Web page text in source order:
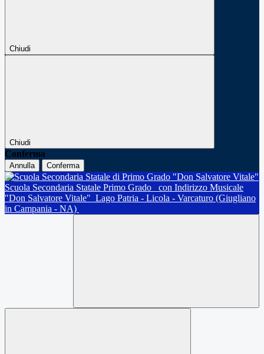
Chiudi
Chiudi
Conferma
Annulla Conferma
Scuola Secondaria Statale Primo Grado
con Indirizzo Musicale
"Don Salvatore Vitale" Lago Patria - Licola - Varcaturo (Giugliano
in Campania - NA)